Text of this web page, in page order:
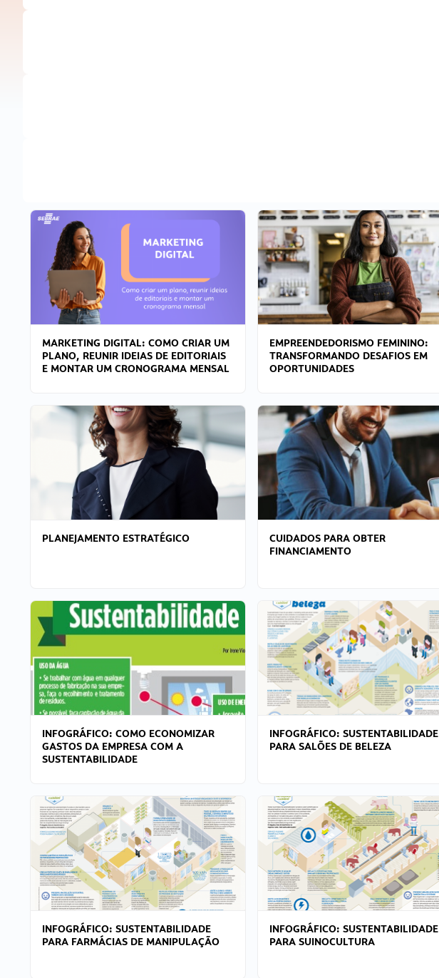
MARKETING DIGITAL: COMO CRIAR UM
PLANO, REUNIR IDEIAS DE EDITORIAIS
E MONTAR UM CRONOGRAMA MENSAL
EMPREENDEDORISMO FEMININO:
TRANSFORMANDO DESAFIOS EM
OPORTUNIDADES
PLANEJAMENTO ESTRATÉGICO
CUIDADOS PARA OBTER
FINANCIAMENTO
INFOGRÁFICO: COMO ECONOMIZAR
GASTOS DA EMPRESA COM A
SUSTENTABILIDADE
INFOGRÁFICO: SUSTENTABILIDADE
PARA SALÕES DE BELEZA
INFOGRÁFICO: SUSTENTABILIDADE
PARA FARMÁCIAS DE MANIPULAÇÃO
INFOGRÁFICO: SUSTENTABILIDADE
PARA SUINOCULTURA